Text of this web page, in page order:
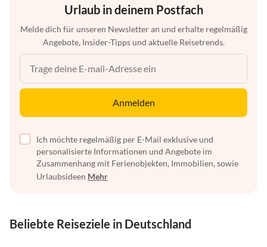
Urlaub in deinem Postfach
Melde dich für unseren Newsletter an und erhalte regelmäßig
Angebote, Insider-Tipps und aktuelle Reisetrends.
Anmelden
Ich möchte regelmäßig per E-Mail exklusive und
personalisierte Informationen und Angebote im
Zusammenhang mit Ferienobjekten, Immobilien, sowie
Urlaubsideen Mehr
Beliebte Reiseziele in Deutschland